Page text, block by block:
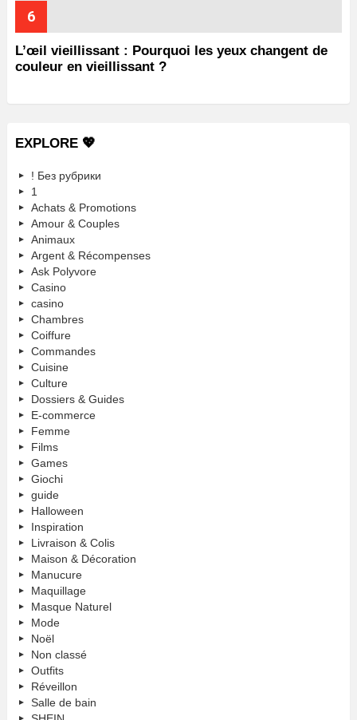
L’œil vieillissant : Pourquoi les yeux changent de
couleur en vieillissant ?
EXPLORE 💖
! Без рубрики
1
Achats & Promotions
Amour & Couples
Animaux
Argent & Récompenses
Ask Polyvore
Casino
casino
Chambres
Coiffure
Commandes
Cuisine
Culture
Dossiers & Guides
E-commerce
Femme
Films
Games
Giochi
guide
Halloween
Inspiration
Livraison & Colis
Maison & Décoration
Manucure
Maquillage
Masque Naturel
Mode
Noël
Non classé
Outfits
Réveillon
Salle de bain